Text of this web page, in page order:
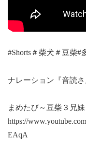
#Shorts＃柴犬＃豆柴#
ナレーション『音読さ
まめたび～豆柴３兄
https://
EAqA